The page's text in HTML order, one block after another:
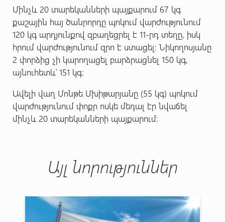
Մինչև 20 տարեկանների պայքարում 67 կգ
քաշային հայ ծանրորդը պոկում վարժությունում
120 կգ արդյունքով զբաղեցրել է 11-րդ տեղը, իսկ
հրում վարժությունում զրո է ստացել: Նիկողոսյանը
2 փորձից չի կարողացել բարձրացնել 150 կգ,
այնուհետև՝ 151 կգ:
Ավելի վաղ Մոնթե Մխիթարյանը (55 կգ) պոկում
վարժությունում փոքր ոսկե մեդալ էր նվաճել
մինչև 20 տարեկանների պայքարում:
Այլ նորություններ